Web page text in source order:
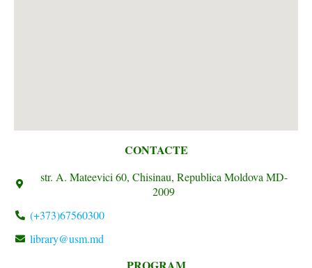
CONTACTE
str. A. Mateevici 60, Chisinau, Republica Moldova MD-
2009
(+373)67560300
library@usm.md